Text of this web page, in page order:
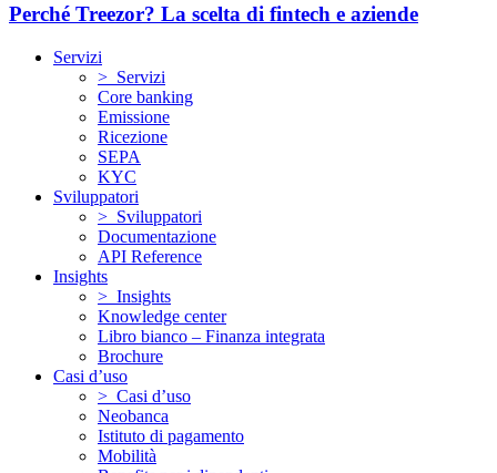
Perché Treezor? La scelta di fintech e aziende
Servizi
> Servizi
Core banking
Emissione
Ricezione
SEPA
KYC
Sviluppatori
> Sviluppatori
Documentazione
API Reference
Insights
> Insights
Knowledge center
Libro bianco – Finanza integrata
Brochure
Casi d’uso
> Casi d’uso
Neobanca
Istituto di pagamento
Mobilità